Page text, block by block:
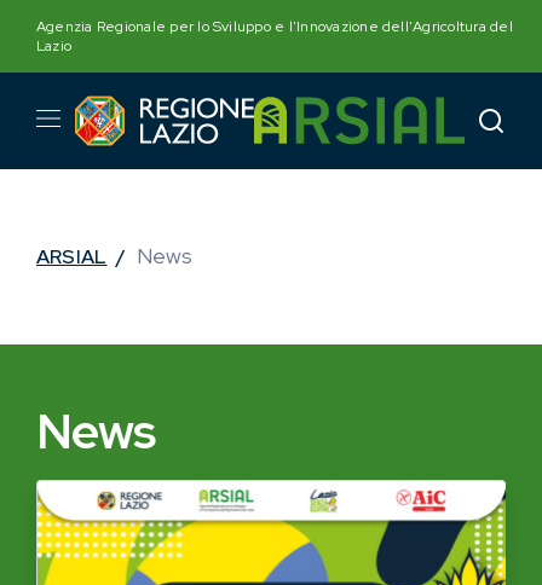
content
Agenzia Regionale per lo Sviluppo e l'Innovazione dell'Agricoltura del
Lazio
ARSIAL / News
News